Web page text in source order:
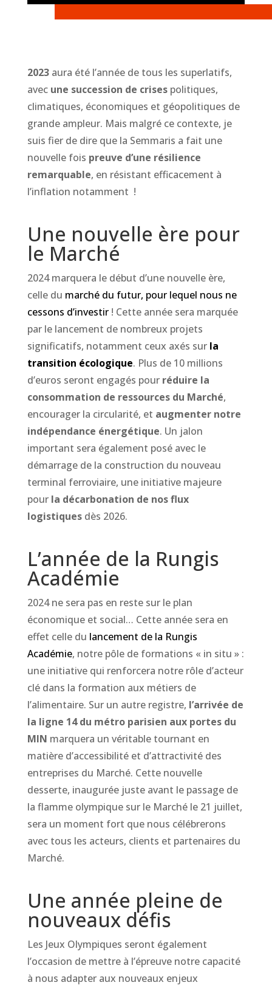
2023aura été l’année de tous les superlatifs,
avec une succession de crisespolitiques,
climatiques, économiques et géopolitiques de
grande ampleur. Mais malgré ce contexte, je
suis fier de dire que la Semmaris a fait une
nouvelle fois preuve d’une résilience
remarquable, en résistant efficacement à
l’inflation notamment !
Une nouvelle ère pour
le Marché
2024 marquera le début d’une nouvelle ère,
celle du marché du futur, pour lequel nous ne
cessons d’investir! Cette année sera marquée
par le lancement de nombreux projets
significatifs, notamment ceux axés sur la
transition écologique. Plus de 10 millions
d’euros seront engagés pour réduire la
consommation de ressources du Marché,
encourager la circularité, et augmenter notre
indépendance énergétique. Un jalon
important sera également posé avec le
démarrage de la construction du nouveau
terminal ferroviaire, une initiative majeure
pour la décarbonation de nos flux
logistiquesdès 2026.
L’année de la Rungis
Académie
2024 ne sera pas en reste sur le plan
économique et social… Cette année sera en
effet celle du lancement de la Rungis
Académie, notre pôle de formations « in situ » :
une initiative qui renforcera notre rôle d’acteur
clé dans la formation aux métiers de
l’alimentaire. Sur un autre registre, l’arrivée de
la ligne 14 du métro parisien aux portes du
MIN marquera un véritable tournant en
matière d’accessibilité et d’attractivité des
entreprises du Marché. Cette nouvelle
desserte, inaugurée juste avant le passage de
la flamme olympique sur le Marché le 21 juillet,
sera un moment fort que nous célébrerons
avec tous les acteurs, clients et partenaires du
Marché.
Une année pleine de
nouveaux défis
Les Jeux Olympiques seront également
l’occasion de mettre à l’épreuve notre capacité
à nous adapter aux nouveaux enjeux